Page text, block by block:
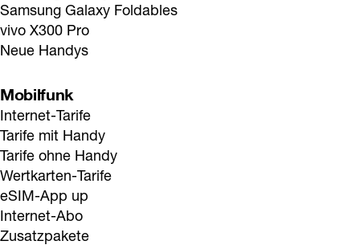
Samsung Galaxy Foldables
vivo X300 Pro
Neue Handys
Mobilfunk
Internet-Tarife
Tarife mit Handy
Tarife ohne Handy
Wertkarten-Tarife
eSIM-App up
Internet-Abo
Zusatzpakete